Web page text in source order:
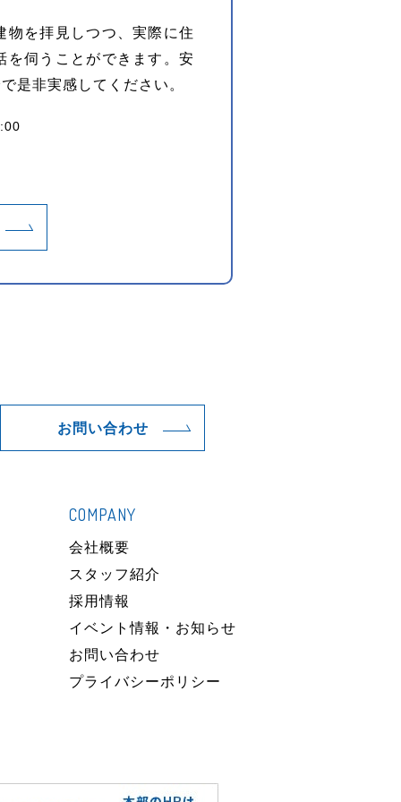
物を拝見しつつ、実際に住
を伺うことができます。安
是非実感してください。
お問い合わせ
COMPANY
会社概要
スタッフ紹介
採用情報
イベント情報・お知らせ
お問い合わせ
プライバシーポリシー